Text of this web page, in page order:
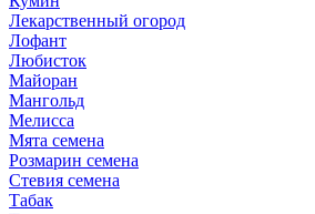
Лекарственный огород
Лофант
Любисток
Майоран
Мангольд
Мелисса
Мята семена
Розмарин семена
Стевия семена
Табак